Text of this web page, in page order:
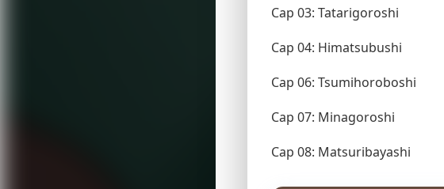
Cap 03: Tatarigoroshi
Cap 04: Himatsubushi
Cap 06: Tsumihoroboshi
Cap 07: Minagoroshi
Cap 08: Matsuribayashi